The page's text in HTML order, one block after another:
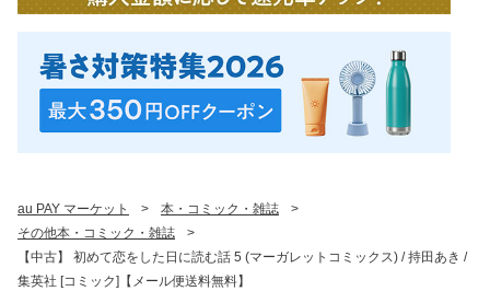
au PAY マーケット > 本・コミック・雑誌
>
その他本・コミック・雑誌
>
【中古】 初めて恋をした日に読む話 5 (マーガレットコミックス) / 持田あき /
集英社 [コミック]【メール便送料無料】